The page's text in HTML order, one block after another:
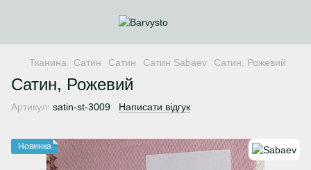
Тканина Сатин Сатин Сатин Sabaev Cатин, Рожевий
Cатин, Рожевий
Артикул: satin-st-3009 Написати відгук
Новинка